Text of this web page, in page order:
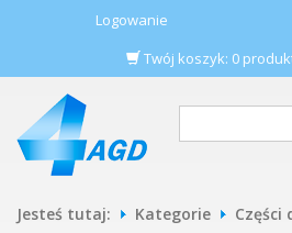
Logowanie
Twój koszyk: 0
Jesteś tutaj: Kategorie Części